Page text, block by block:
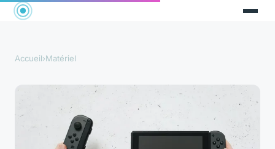
Accueil›Matériel